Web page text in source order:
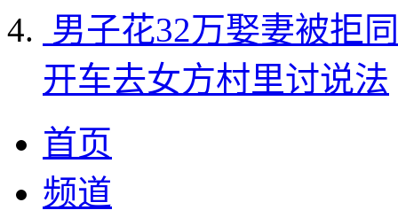
男子花32万娶妻被拒
开车去女方村里讨说法
首页
频道